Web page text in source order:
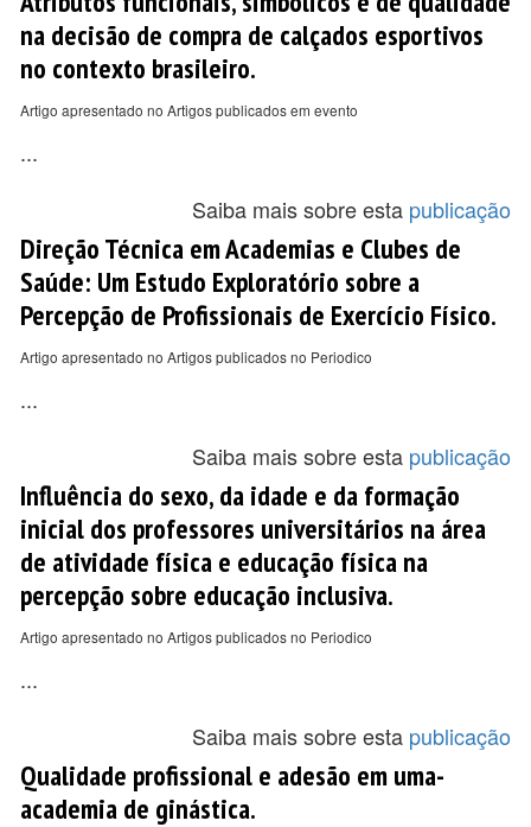
na decisão de compra de calçados esportivos
no contexto brasileiro.
Artigo apresentado no Artigos publicados em evento
...
Saiba mais sobre esta publicação
Direção Técnica em Academias e Clubes de
Saúde: Um Estudo Exploratório sobre a
Percepção de Profissionais de Exercício Físico.
Artigo apresentado no Artigos publicados no Periodico
...
Saiba mais sobre esta publicação
Influência do sexo, da idade e da formação
inicial dos professores universitários na área
de atividade física e educação física na
percepção sobre educação inclusiva.
Artigo apresentado no Artigos publicados no Periodico
...
Saiba mais sobre esta publicação
Qualidade profissional e adesão em uma-
academia de ginástica.